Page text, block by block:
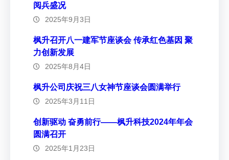
阅兵盛况
2025年9月3日
枫升召开八一建军节座谈会 传承红色基因 聚
力创新发展
2025年8月4日
枫升公司庆祝三八女神节座谈会圆满举行
2025年3月11日
创新驱动 奋勇前行——枫升科技2024年年会
圆满召开
2025年1月23日